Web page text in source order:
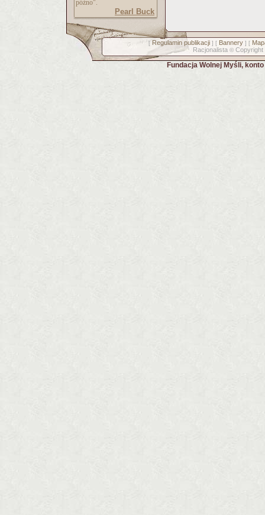
późno".
Pearl Buck
[ Regulamin publikacji] [ Bannery] [
Racjonalista © Copyright
Fundacja Wolnej Myśli,